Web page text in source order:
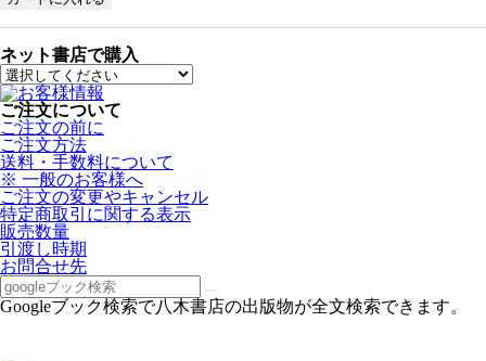
ネット書店で購入
ご注文について
ご注文の前に
ご注文方法
送料・手数料について
※ 一般のお客様へ
ご注文の変更やキャンセル
特定商取引に関する表示
販売数量
引渡し時期
お問合せ先
Googleブック検索で八木書店の出版物が全文検索できます。